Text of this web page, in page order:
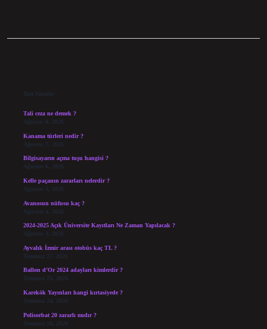
Son Yazılar
Tali ceza ne demek ?
Ağustos 8, 2026
Kanama türleri nedir ?
Ağustos 7, 2026
Bilgisayarın açma tuşu hangisi ?
Ağustos 6, 2026
Kelle paçanın zararları nelerdir ?
Ağustos 5, 2026
Avanosun nüfusu kaç ?
Ağustos 4, 2026
2024-2025 Açık Üniversite Kayıtları Ne Zaman Yapılacak ?
Ağustos 3, 2026
Ayvalık İzmir arası otobüs kaç TL ?
Temmuz 27, 2026
Ballon d’Or 2024 adayları kimlerdir ?
Temmuz 25, 2026
Karekök Yayınları hangi kırtasiyede ?
Temmuz 24, 2026
Polisorbat 20 zararlı mıdır ?
Temmuz 18, 2026